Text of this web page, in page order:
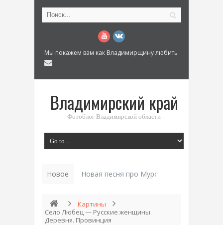
Мы покажем вам как Владимирщину любить
Владимирский край
Фотоблог Владимирской области
Новое История «Дома Курен_
Картины
Село Любец — Русские женщины.
Деревня. Провинция